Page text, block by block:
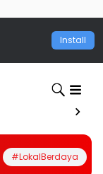
Install
#LokalBerdaya